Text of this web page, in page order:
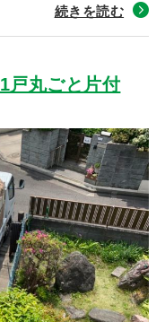
続きを読む
戸丸ごと片付